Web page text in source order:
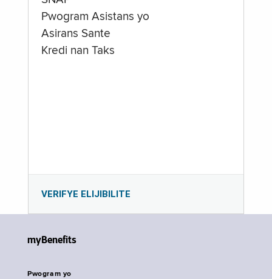
Pwogram Asistans yo
Asirans Sante
Kredi nan Taks
VERIFYE ELIJIBILITE
myBenefits
Pwogram yo